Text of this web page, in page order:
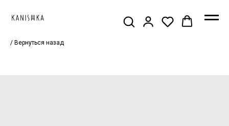
/ Вернуться назад